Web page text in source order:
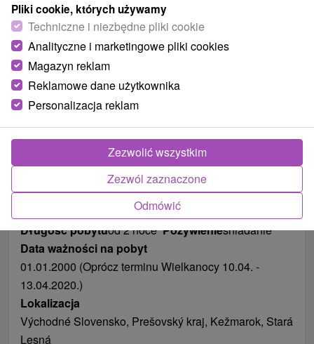
Zdjęcia od klientów+30
Długość pobytuod 2 noce Pożywienieśniadanie
Data ważności na pobyt
01.01.2000 (Oprócz terminu Wielkanocy 10.04. -
13.04.2020.)
Lokalizacja
Východné Slovensko, Prešovský kraj, Kežmarok, Stará
Lesná
Pliki cookie, których używamy
Techniczne i niezbędne pliki cookie
Analityczne i marketingowe pliki cookies
Magazyn reklam
Reklamowe dane użytkownika
Personalizacja reklam
Odmówić
Zezwól zaznaczone
Zezwolić wszystkim